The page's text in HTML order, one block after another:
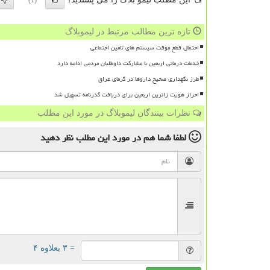
تازه ترین مطالب مرتبط در لیموبلاگ
احتمال قطع موقت سیستم های تامین اجتماعی
خدمات درمانی اربعین با مشارکت داوطلبان مردمی ادامه دارد
طرز نگهداری صحیح داروها در گرمای عراق
احراز هویت زائرین اربعین برای دریافت گذرنامه تسهیل شد
نظرات بینندگان لیموبلاگ در مورد این مطلب
لطفا شما همدر مورد این مطلبنظر دهید
= ۳ بعلاوه ۴